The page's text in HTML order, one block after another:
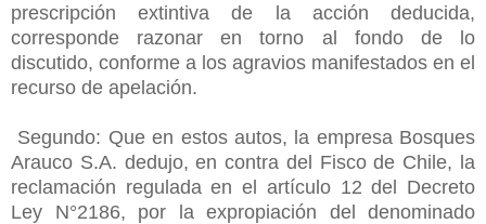
prescripción extintiva de la acción deducida,
corresponde razonar en torno al fondo de lo
discutido, conforme a los agravios manifestados en el
recurso de apelación.
Segundo: Que en estos autos, la empresa Bosques
Arauco S.A. dedujo, en contra del Fisco de Chile, la
reclamación regulada en el artículo 12 del Decreto
Ley N°2186, por la expropiación del denominado